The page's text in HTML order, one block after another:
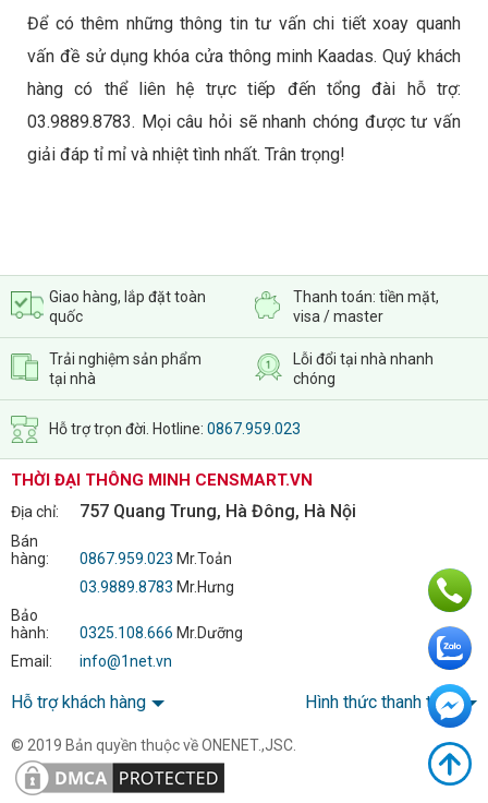
Để có thêm những thông tin tư vấn chi tiết xoay quanh
vấn đề sử dụng khóa cửa thông minh Kaadas. Quý khách
hàng có thể liên hệ trực tiếp đến tổng đài hỗ trợ:
03.9889.8783. Mọi câu hỏi sẽ nhanh chóng được tư vấn
giải đáp tỉ mỉ và nhiệt tình nhất. Trân trọng!
Giao hàng, lắp đặt toàn
quốc
Thanh toán: tiền mặt,
visa / master
Trải nghiệm sản phẩm
tại nhà
Lỗi đổi tại nhà nhanh
chóng
Hỗ trợ trọn đời. Hotline: 0867.959.023
THỜI ĐẠI THÔNG MINH CENSMART.VN
Địa chỉ: 757 Quang Trung, Hà Đông, Hà Nội
Bán
hàng:
0867.959.023 Mr.Toản
03.9889.8783 Mr.Hưng
Bảo
hành:
0325.108.666 Mr.Dưỡng
Email:
info@1net.vn
Hỗ trợ khách hàng Hình thức thanh toán
© 2019 Bản quyền thuộc về ONENET.,JSC.